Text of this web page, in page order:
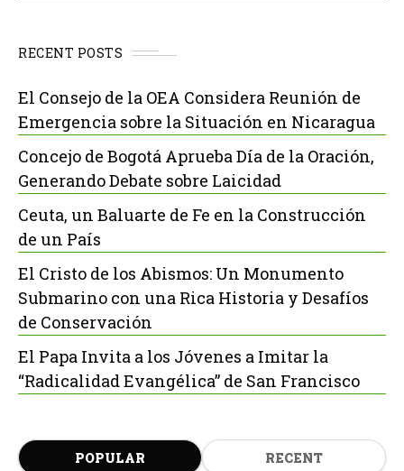
RECENT POSTS
El Consejo de la OEA Considera Reunión de
Emergencia sobre la Situación en Nicaragua
Concejo de Bogotá Aprueba Día de la Oración,
Generando Debate sobre Laicidad
Ceuta, un Baluarte de Fe en la Construcción
de un País
El Cristo de los Abismos: Un Monumento
Submarino con una Rica Historia y Desafíos
de Conservación
El Papa Invita a los Jóvenes a Imitar la
“Radicalidad Evangélica” de San Francisco
POPULAR RECENT